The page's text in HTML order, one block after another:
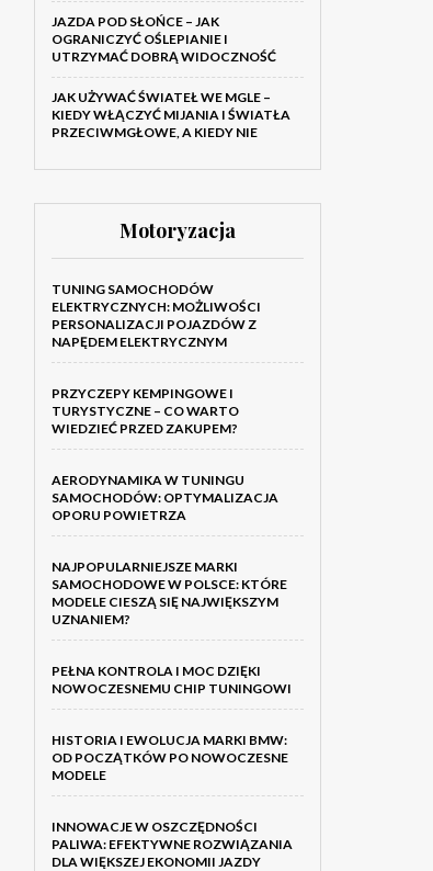
JAZDA POD SŁOŃCE – JAK
OGRANICZYĆ OŚLEPIANIE I
UTRZYMAĆ DOBRĄ WIDOCZNOŚĆ
JAK UŻYWAĆ ŚWIATEŁ WE MGLE –
KIEDY WŁĄCZYĆ MIJANIA I ŚWIATŁA
PRZECIWMGŁOWE, A KIEDY NIE
Motoryzacja
TUNING SAMOCHODÓW
ELEKTRYCZNYCH: MOŻLIWOŚCI
PERSONALIZACJI POJAZDÓW Z
NAPĘDEM ELEKTRYCZNYM
PRZYCZEPY KEMPINGOWE I
TURYSTYCZNE – CO WARTO
WIEDZIEĆ PRZED ZAKUPEM?
AERODYNAMIKA W TUNINGU
SAMOCHODÓW: OPTYMALIZACJA
OPORU POWIETRZA
NAJPOPULARNIEJSZE MARKI
SAMOCHODOWE W POLSCE: KTÓRE
MODELE CIESZĄ SIĘ NAJWIĘKSZYM
UZNANIEM?
PEŁNA KONTROLA I MOC DZIĘKI
NOWOCZESNEMU CHIP TUNINGOWI
HISTORIA I EWOLUCJA MARKI BMW:
OD POCZĄTKÓW PO NOWOCZESNE
MODELE
INNOWACJE W OSZCZĘDNOŚCI
PALIWA: EFEKTYWNE ROZWIĄZANIA
DLA WIĘKSZEJ EKONOMII JAZDY